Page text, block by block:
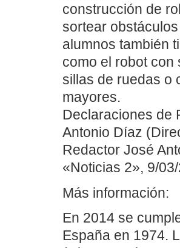
construcción de
sortear
alumnos también
como el robot
sillas de ruedas o
mayores.
Declaraciones de
Antonio Díaz
Redactor José
«Noticias 2», 9/
Más información:
En 2014 se
España en 1974.